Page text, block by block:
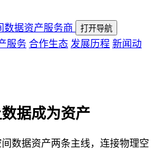
数据资产服务商
打开导航
服务 合作生态 发展历程 新闻动
据成为资产
数据资产两条主线，连接物理空